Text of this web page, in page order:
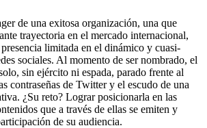
de una exitosa organización, una que
trayectoria en el mercado internacional,
limitada en el dinámico y cuasi-
sociales. Al momento de ser nombrado, el
sin ejército ni espada, parado frente al
contraseñas de Twitter y el escudo de una
¿Su reto? Lograr posicionarla en las
que a través de ellas se emiten y
de su audiencia.